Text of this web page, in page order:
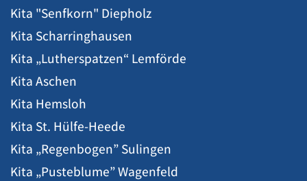
Kita "Senfkorn" Diepholz
Kita Scharringhausen
Kita „Lutherspatzen“ Lemförde
Kita Aschen
Kita Hemsloh
Kita St. Hülfe-Heede
Kita „Regenbogen” Sulingen
Kita „Pusteblume” Wagenfeld